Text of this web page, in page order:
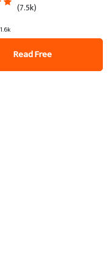
(7.5k)
1.6k
Read Free